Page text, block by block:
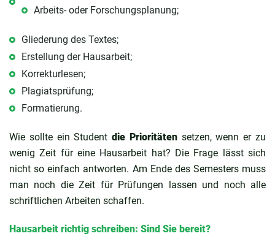
Arbeits- oder Forschungsplanung;
Gliederung des Textes;
Erstellung der Hausarbeit;
Korrekturlesen;
Plagiatsprüfung;
Formatierung.
Wie sollte ein Studentdie Prioritätensetzen, wenn er zu
wenig Zeit für eine Hausarbeit hat? Die Frage lässt sich
nicht so einfach antworten. Am Ende des Semesters muss
man noch die Zeit für Prüfungen lassen und noch alle
schriftlichen Arbeiten schaffen.
Hausarbeit richtig schreiben: Sind Sie bereit?